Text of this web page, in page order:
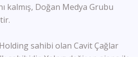
kalmış, Doğan Medya Grubu
sahibi olan Cavit Çağlar